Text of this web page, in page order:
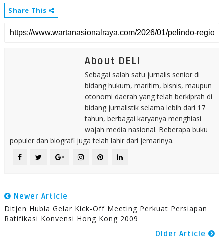
Share This
About DELI
Sebagai salah satu jurnalis senior di
bidang hukum, maritim, bisnis, maupun
otonomi daerah yang telah berkiprah di
bidang jurnalistik selama lebih dari 17
tahun, berbagai karyanya menghiasi
wajah media nasional. Beberapa buku
populer dan biografi juga telah lahir dari jemarinya.
Newer Article
Ditjen Hubla Gelar Kick-Off Meeting Perkuat Persiapan
Ratifikasi Konvensi Hong Kong 2009
Older Article